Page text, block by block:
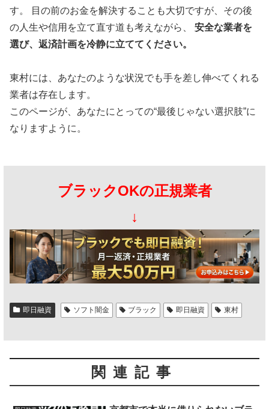
す。 目の前のお金を解決することも大切ですが、その後
の人生や信用を立て直す道も考えながら、 安全な業者を
選び、返済計画を冷静に立ててください。
東村には、あなたのような状況でも手を差し伸べてくれる
業者は存在します。
このページが、あなたにとっての“最後じゃない選択肢”に
なりますように。
ブラックOKの正規業者
↓
即日融資 ソフト闇金 ブラック 即日融資 東村
関連記事